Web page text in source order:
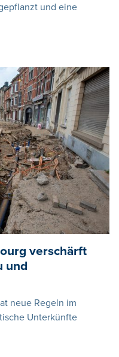
und eine
verschärft
und
neue Regeln im
Unterkünfte